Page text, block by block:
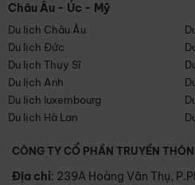
Châu Âu - Úc - Mỹ
Du lịch Châu Âu
Du lịch Đức
Du lịch Thụy Sĩ
Du lịch Anh
Du lịch luxembourg
Du lịch Hà Lan
CÔNG TY CỔ PHẦN TRUYỀN
Địa chỉ: 239A Hoàng Văn Thụ,